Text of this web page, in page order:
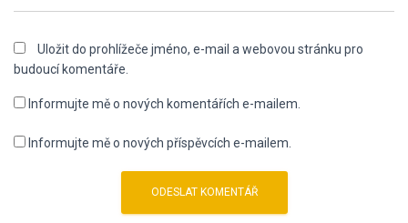
Uložit do prohlížeče jméno, e-mail a webovou stránku pro
budoucí komentáře.
Informujte mě o nových komentářích e-mailem.
Informujte mě o nových příspěvcích e-mailem.